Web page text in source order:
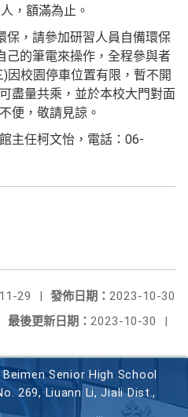
，額滿為止。
保，請參加研習人員自備環保
己的筆電來操作，全程參與者
因校園停車位置有限，暫不開
盡量共乘，並於本校大門對面
便，敬請見諒。
主任柯文怡，電話：06-
發佈日期： 2023-10-30
29
|
最後更新日期： 2023-10-30 |
Senior High School
269, Liuann Li, Jiali Dist.,